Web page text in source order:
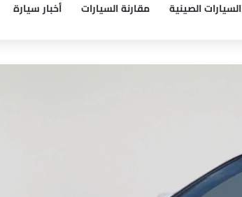
السيارات الصينية مقارنة السيارات أخبار سيارة